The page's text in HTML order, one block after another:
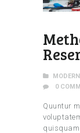
0
Quuntur